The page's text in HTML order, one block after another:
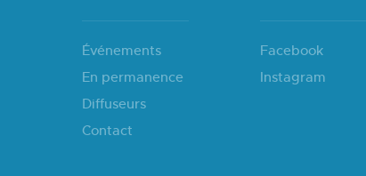
Événements
En permanence
Diffuseurs
Contact
Facebook
Instagram